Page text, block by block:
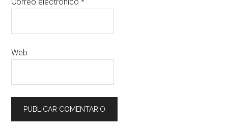
Web